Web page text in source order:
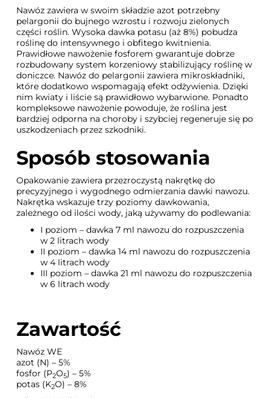
Nawóz zawiera w swoim składzie azot potrzebny
pelargonii do bujnego wzrostu i rozwoju zielonych
części roślin. Wysoka dawka potasu (aż 8%) pobudza
roślinę do intensywnego i obfitego kwitnienia.
Prawidłowe nawożenie fosforem gwarantuje dobrze
rozbudowany system korzeniowy stabilizujący roślinę w
doniczce. Nawóz do pelargonii zawiera mikroskładniki,
które dodatkowo wspomagają efekt odżywienia. Dzięki
nim kwiaty i liście są prawidłowo wybarwione. Ponadto
kompleksowe nawożenie powoduje, że roślina jest
bardziej odporna na choroby i szybciej regeneruje się po
uszkodzeniach przez szkodniki.
Sposób stosowania
Opakowanie zawiera przezroczystą nakrętkę do
precyzyjnego i wygodnego odmierzania dawki nawozu.
Nakrętka wskazuje trzy poziomy dawkowania,
zależnego od ilości wody, jaką używamy do podlewania:
I poziom – dawka 7 ml nawozu do rozpuszczenia
w 2 litrach wody
II poziom – dawka 14 ml nawozu do rozpuszczenia
w 4 litrach wody
III poziom – dawka 21 ml nawozu do rozpuszczenia
w 6 litrach wody
Zawartość
Nawóz WE
azot (N) – 5%
fosfor (P2O5) – 5%
potas (K2O) – 8%